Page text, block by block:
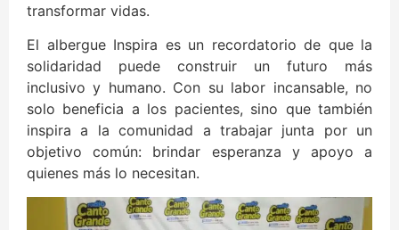
transformar vidas.
El albergue Inspira es un recordatorio de que la
solidaridad puede construir un futuro más
inclusivo y humano. Con su labor incansable, no
solo beneficia a los pacientes, sino que también
inspira a la comunidad a trabajar junta por un
objetivo común: brindar esperanza y apoyo a
quienes más lo necesitan.